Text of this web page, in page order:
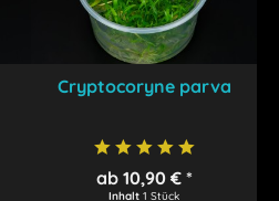
Cryptocoryne parva
ab 10,90 € *
Inhalt1 Stück